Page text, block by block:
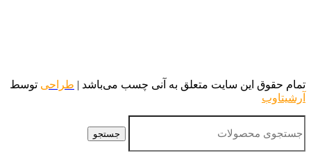
تمام حقوق این سایت متعلق به آنی چسب می‌باشد | طراحی توسط
آرشیتاوب
جستجو